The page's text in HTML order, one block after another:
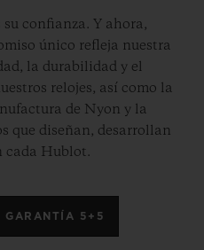
confianza. Y ahora,
único refleja nuestra
la durabilidad y el
relojes, así como la
de Nyon y la
que diseñan, desarrollan
cada Hublot.
GARANTÍA 5+5